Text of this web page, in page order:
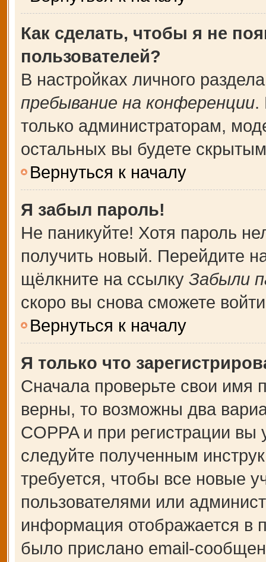
Как сделать, чтобы я не
пользователей?
В настройках личного
пребывание на конференции.
только администраторам,
остальных вы будете
Вернуться к началу
Я забыл пароль!
Не паникуйте! Хотя пароль
получить новый. Перейдите
щёлкните на ссылку Забыли
скоро вы снова сможете
Вернуться к началу
Я только что
Сначала проверьте свои имя
верны, то возможны два
COPPA и при регистрации вы
следуйте полученным
требуется, чтобы все новые
пользователями или
информация отображается в
было прислано email-